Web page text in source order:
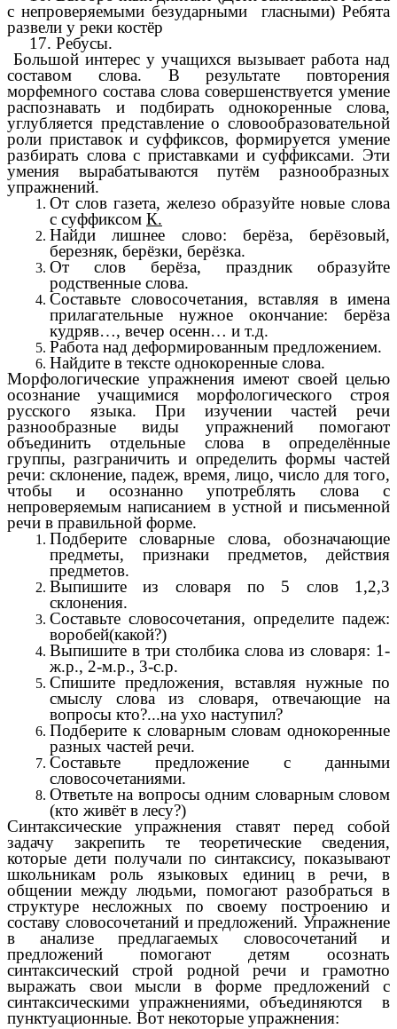
с непроверяемыми безударными гласными) Ребята
развели у реки костёр
17. Ребусы.
Большой интерес у учащихся вызывает работа над
составом слова. В результате повторения
морфемного состава слова совершенствуется умение
распознавать и подбирать однокоренные слова,
углубляется представление о словообразовательной
роли приставок и суффиксов, формируется умение
разбирать слова с приставками и суффиксами. Эти
умения вырабатываются путём разнообразных
упражнений.
От слов газета, железо образуйте новые слова
с суффиксом К.
Найди лишнее слово: берёза, берёзовый,
березняк, берёзки, берёзка.
От слов берёза, праздник образуйте
родственные слова.
Составьте словосочетания, вставляя в имена
прилагательные нужное окончание: берёза
кудряв…, вечер осенн… и т.д.
Работа над деформированным предложением.
Найдите в тексте однокоренные слова.
Морфологические упражнения имеют своей целью
осознание учащимися морфологического строя
русского языка. При изучении частей речи
разнообразные виды упражнений помогают
объединить отдельные слова в определённые
группы, разграничить и определить формы частей
речи: склонение, падеж, время, лицо, число для того,
чтобы и осознанно употреблять слова с
непроверяемым написанием в устной и письменной
речи в правильной форме.
Подберите словарные слова, обозначающие
предметы, признаки предметов, действия
предметов.
Выпишите из словаря по 5 слов 1,2,3
склонения.
Составьте словосочетания, определите падеж:
воробей(какой?)
Выпишите в три столбика слова из словаря: 1-
ж.р., 2-м.р., 3-с.р.
Спишите предложения, вставляя нужные по
смыслу слова из словаря, отвечающие на
вопросы кто?...на ухо наступил?
Подберите к словарным словам однокоренные
разных частей речи.
Составьте предложение с данными
словосочетаниями.
Ответьте на вопросы одним словарным словом
(кто живёт в лесу?)
Синтаксические упражнения ставят перед собой
задачу закрепить те теоретические сведения,
которые дети получали по синтаксису, показывают
школьникам роль языковых единиц в речи, в
общении между людьми, помогают разобраться в
структуре несложных по своему построению и
составу словосочетаний и предложений. Упражнение
в анализе предлагаемых словосочетаний и
предложений помогают детям осознать
синтаксический строй родной речи и грамотно
выражать свои мысли в форме предложений с
синтаксическими упражнениями, объединяются в
пунктуационные. Вот некоторые упражнения: